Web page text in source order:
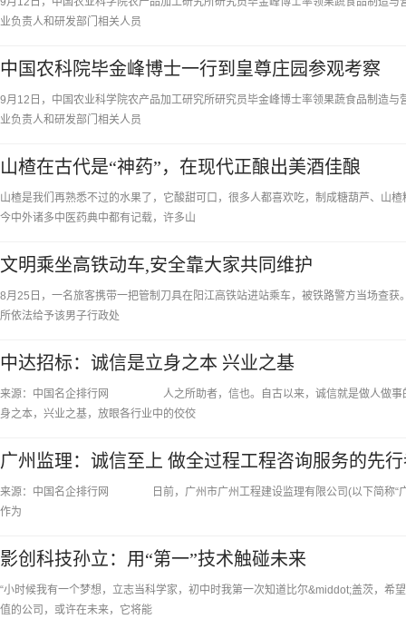
业负责人和研发部门相关人员
中国农科院毕金峰博士一行到皇尊庄园参观考察
9月12日，中国农业科学院农产品加工研究所研究员毕金峰博士率领果蔬食品制造
业负责人和研发部门相关人员
山楂在古代是“神药”，在现代正酿出美酒佳酿
山楂是我们再熟悉不过的水果了，它酸甜可口，很多人都喜欢吃，制成糖葫芦、山
今中外诸多中医药典中都有记载，许多山
文明乘坐高铁动车,安全靠大家共同维护
8月25日，一名旅客携带一把管制刀具在阳江高铁站进站乘车，被铁路警方当场查
所依法给予该男子行政处
中达招标：诚信是立身之本 兴业之基
来源：中国名企排行网 人之所助者，信也。自古以来，诚信就是做人做事的
身之本，兴业之基，放眼各行业中的佼佼
广州监理：诚信至上 做全过程工程咨询服务的先
来源：中国名企排行网 日前，广州市广州工程建设监理有限公司(以下简称“广
作为
影创科技孙立：用“第一”技术触碰未来
“小时候我有一个梦想，立志当科学家，初中时我第一次知道比尔&middot;盖茨，
值的公司，或许在未来，它将能